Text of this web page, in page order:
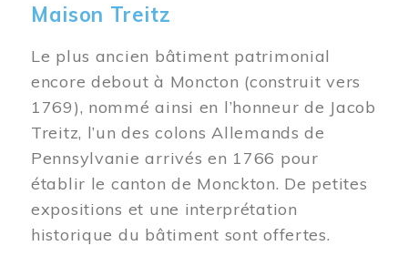
Maison Treitz
Le plus ancien bâtiment patrimonial
encore debout à Moncton (construit vers
1769), nommé ainsi en l’honneur de Jacob
Treitz, l’un des colons Allemands de
Pennsylvanie arrivés en 1766 pour
établir le canton de Monckton. De petites
expositions et une interprétation
historique du bâtiment sont offertes.